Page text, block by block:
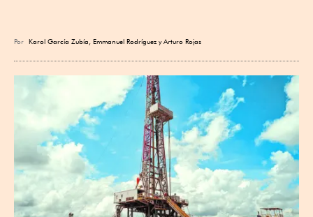
Por Karol García Zubía Emmanuel Rodríguez yArturo Rojas